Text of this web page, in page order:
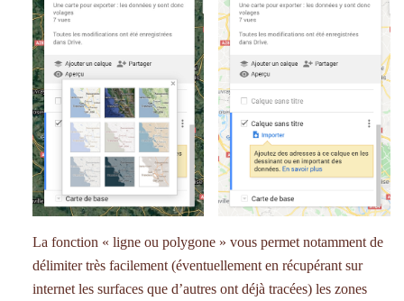
La fonction « ligne ou polygone » vous permet notamment de
délimiter très facilement (éventuellement en récupérant sur
internet les surfaces que d’autres ont déjà tracées) les zones